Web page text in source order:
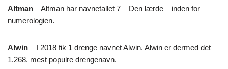
Altman – Altman har navnetallet 7 – Den lærde – inden for
numerologien.
Alwin – I 2018 fik 1 drenge navnet Alwin. Alwin er dermed det
1.268. mest populre drengenavn.